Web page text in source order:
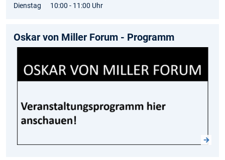
Dienstag 10:00 - 11:00 Uhr
Oskar von Miller Forum - Programm